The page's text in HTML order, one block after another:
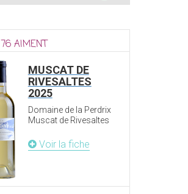
76 AIMENT
MUSCAT DE
RIVESALTES
2025
Domaine de la Perdrix
Muscat de Rivesaltes
Voir la fiche